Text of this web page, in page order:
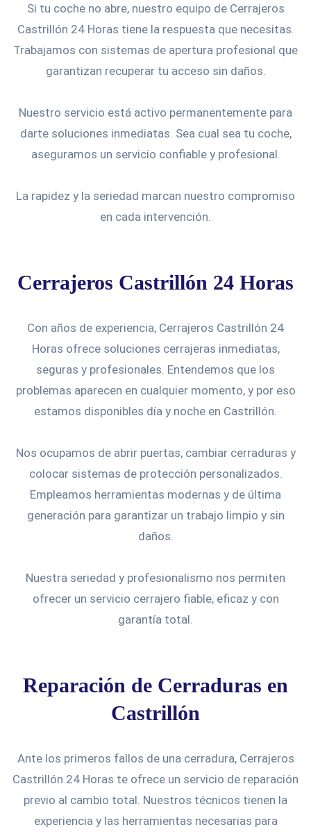
Si tu coche no abre, nuestro equipo de Cerrajeros
Castrillón 24 Horas tiene la respuesta que necesitas.
Trabajamos con sistemas de apertura profesional que
garantizan recuperar tu acceso sin daños.
Nuestro servicio está activo permanentemente para
darte soluciones inmediatas. Sea cual sea tu coche,
aseguramos un servicio confiable y profesional.
La rapidez y la seriedad marcan nuestro compromiso
en cada intervención.
Cerrajeros Castrillón 24 Horas
Con años de experiencia, Cerrajeros Castrillón 24
Horas ofrece soluciones cerrajeras inmediatas,
seguras y profesionales. Entendemos que los
problemas aparecen en cualquier momento, y por eso
estamos disponibles día y noche en Castrillón.
Nos ocupamos de abrir puertas, cambiar cerraduras y
colocar sistemas de protección personalizados.
Empleamos herramientas modernas y de última
generación para garantizar un trabajo limpio y sin
daños.
Nuestra seriedad y profesionalismo nos permiten
ofrecer un servicio cerrajero fiable, eficaz y con
garantía total.
Reparación de Cerraduras en
Castrillón
Ante los primeros fallos de una cerradura, Cerrajeros
Castrillón 24 Horas te ofrece un servicio de reparación
previo al cambio total. Nuestros técnicos tienen la
experiencia y las herramientas necesarias para